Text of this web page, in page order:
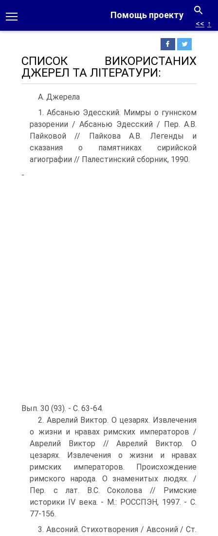
Помощь проекту
<< ↑
СПИСОК ВИКОРИСТАНИХ
ДЖЕРЕЛ ТА ЛІТЕРАТУРИ:
А. Джерела
1. Абсанью Эдесский. Мимры о гуннском
разорении / Абсанью Эдесский / Пер. А.В.
Пайковой // Пайкова А.В. Легенды и
сказания о памятниках сирийской
агиографии // Палестинский сборник, 1990.
-
Вып. 30 (93). - С. 63-64.
2. Аврелий Виктор. О цезарях. Извлечения
о жизни и нравах римских императоров /
Аврелий Виктор // Аврелий Виктор. О
цезарях. Извлечения о жизни и нравах
римских императоров. Происхождение
римского народа. О знаменитых людях. /
Пер. с лат. В.С. Соколова // Римские
историки IV века. - М.: РОССПЭН, 1997. - С.
77-156.
3. Авсоний. Стихотворения / Авсоний / Ст.